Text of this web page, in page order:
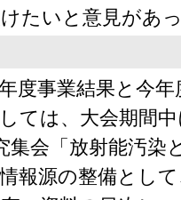
たいと意見があ
度事業結果と今
ては、大会期間
集会「放射能汚染
報源の整備とし